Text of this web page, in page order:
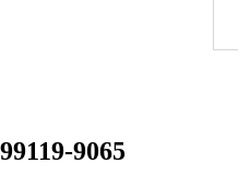
9065